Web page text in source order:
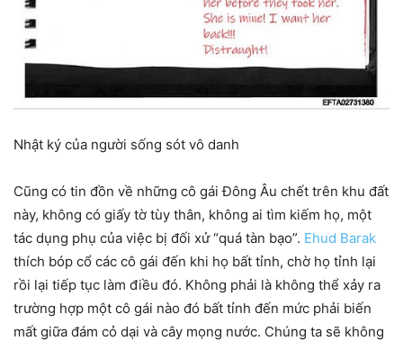
Nhật ký của người sống sót vô danh
Cũng có tin đồn về những cô gái Đông Âu chết trên khu đất
này, không có giấy tờ tùy thân, không ai tìm kiếm họ, một
tác dụng phụ của việc bị đối xử “quá tàn bạo”. Ehud Barak
thích bóp cổ các cô gái đến khi họ bất tỉnh, chờ họ tỉnh lại
rồi lại tiếp tục làm điều đó. Không phải là không thể xảy ra
trường hợp một cô gái nào đó bất tỉnh đến mức phải biến
mất giữa đám cỏ dại và cây mọng nước. Chúng ta sẽ không